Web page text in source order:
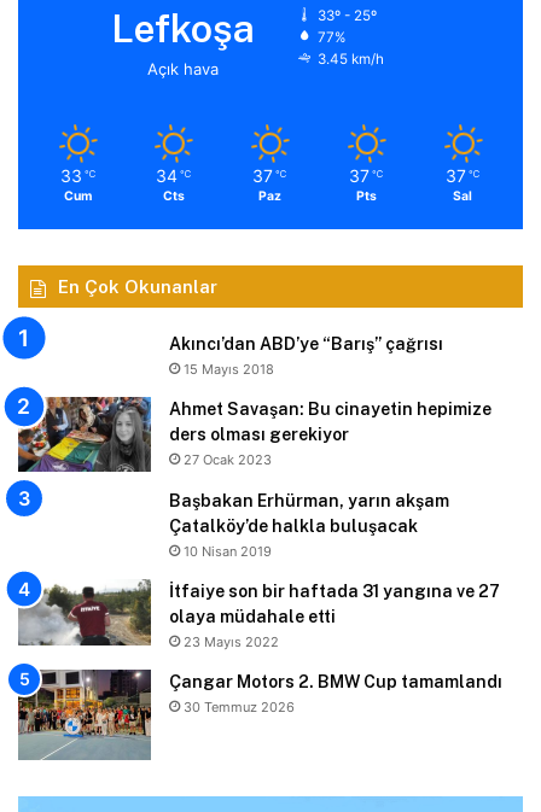
Lefkoşa
Açık hava
33º - 25º
77%
3.45 km/h
33 ℃
Cum
34 ℃
Cts
37 ℃
Paz
37 ℃
Pts
37 ℃
Sal
En Çok Okunanlar
Akıncı’dan ABD’ye “Barış” çağrısı
15 Mayıs 2018
Ahmet Savaşan: Bu cinayetin hepimize
ders olması gerekiyor
27 Ocak 2023
Başbakan Erhürman, yarın akşam
Çatalköy’de halkla buluşacak
10 Nisan 2019
İtfaiye son bir haftada 31 yangına ve 27
olaya müdahale etti
23 Mayıs 2022
Çangar Motors 2. BMW Cup tamamlandı
30 Temmuz 2026